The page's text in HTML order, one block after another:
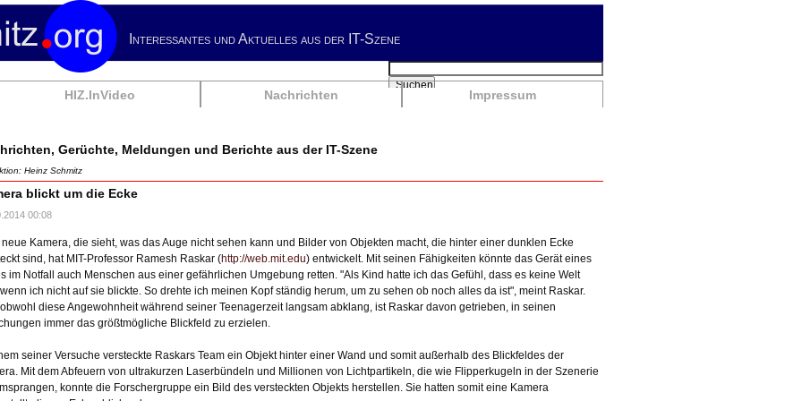
Interessantes und Aktuelles aus der IT-Szene
HIZ.InVideo Nachrichten Impressum
Suchbegriffe
Suchen
Gerüchte, Meldungen und Berichte aus der IT-Szene
Heinz Schmitz
blickt um die Ecke
00:08
neue Kamera, die sieht, was das Auge nicht sehen kann und Bilder von Objekten macht, die hinter einer dunklen Ecke
sind, hat MIT-Professor Ramesh Raskar (http://web.mit.edu) entwickelt. Mit seinen Fähigkeiten könnte das Gerät eines
im Notfall auch Menschen aus einer gefährlichen Umgebung retten. "Als Kind hatte ich das Gefühl, dass es keine Welt
ich nicht auf sie blickte. So drehte ich meinen Kopf ständig herum, um zu sehen ob noch alles da ist", meint Raskar.
diese Angewohnheit während seiner Teenagerzeit langsam abklang, ist Raskar davon getrieben, in seinen
immer das größtmögliche Blickfeld zu erzielen.
seiner Versuche versteckte Raskars Team ein Objekt hinter einer Wand und somit außerhalb des Blickfeldes der
Mit dem Abfeuern von ultrakurzen Laserbündeln und Millionen von Lichtpartikeln, die wie Flipperkugeln in der Szenerie
konnte die Forschergruppe ein Bild des versteckten Objekts herstellen. Sie hatten somit eine Kamera